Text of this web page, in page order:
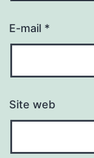
E-mail *
Site web